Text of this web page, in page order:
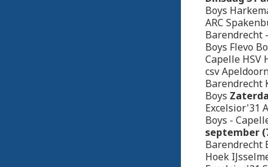
Boys
ARC
Barendrecht
Boys Flevo
Capelle HSV
csv
Barendrecht
Boys
Excelsior'31
Boys -
september
Barendrecht
Hoek